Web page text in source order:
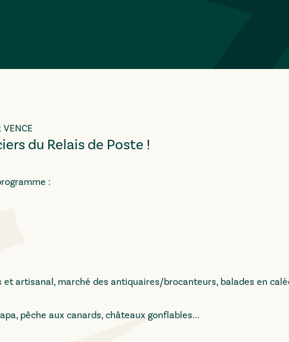
du Relais de Poste !
:
artisanal, marché des antiquaires/brocanteurs, balades en
pêche aux canards, châteaux gonflables...